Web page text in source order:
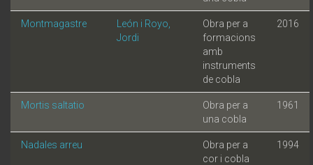
Montmagastre
León i Royo,
Jordi
Obra per a
formacions
amb
instruments
de cobla
2016
Mortis saltatio
Obra per a
una cobla
1961
Nadales arreu
Obra per a
cor i cobla
1994